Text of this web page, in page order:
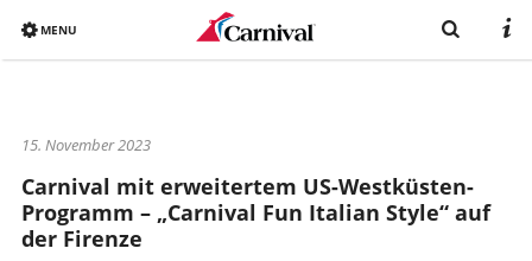
Reiseziele
Buchen
MENU
15. November 2023
Carnival mit erweitertem US-Westküsten-
Programm – „Carnival Fun Italian Style“ auf
der Firenze